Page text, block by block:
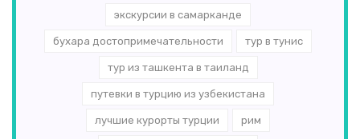
экскурсии в самарканде
бухара достопримечательности тур в тунис
тур из ташкента в таиланд
путевки в турцию из узбекистана
лучшие курорты турции рим